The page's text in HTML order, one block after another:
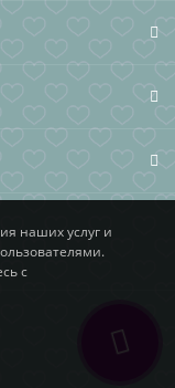
наших услуг и
с